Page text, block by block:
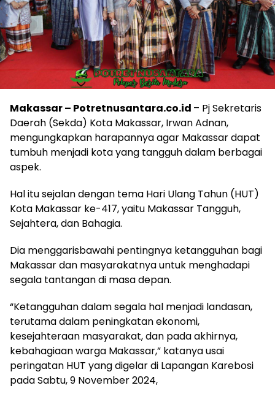
Makassar – Potretnusantara.co.id – Pj Sekretaris
Daerah (Sekda) Kota Makassar, Irwan Adnan,
mengungkapkan harapannya agar Makassar dapat
tumbuh menjadi kota yang tangguh dalam berbagai
aspek.
Hal itu sejalan dengan tema Hari Ulang Tahun (HUT)
Kota Makassar ke-417, yaitu Makassar Tangguh,
Sejahtera, dan Bahagia.
Dia menggarisbawahi pentingnya ketangguhan bagi
Makassar dan masyarakatnya untuk menghadapi
segala tantangan di masa depan.
“Ketangguhan dalam segala hal menjadi landasan,
terutama dalam peningkatan ekonomi,
kesejahteraan masyarakat, dan pada akhirnya,
kebahagiaan warga Makassar,” katanya usai
peringatan HUT yang digelar di Lapangan Karebosi
pada Sabtu, 9 November 2024,